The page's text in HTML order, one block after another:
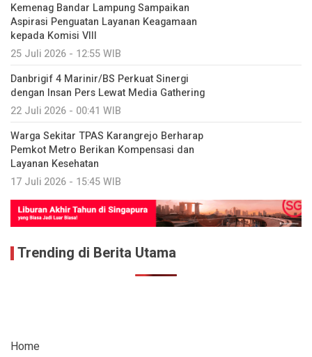
Kemenag Bandar Lampung Sampaikan
Aspirasi Penguatan Layanan Keagamaan
kepada Komisi VIII
25 Juli 2026 - 12:55 WIB
Danbrigif 4 Marinir/BS Perkuat Sinergi
dengan Insan Pers Lewat Media Gathering
22 Juli 2026 - 00:41 WIB
Warga Sekitar TPAS Karangrejo Berharap
Pemkot Metro Berikan Kompensasi dan
Layanan Kesehatan
17 Juli 2026 - 15:45 WIB
Trending di Berita Utama
Home